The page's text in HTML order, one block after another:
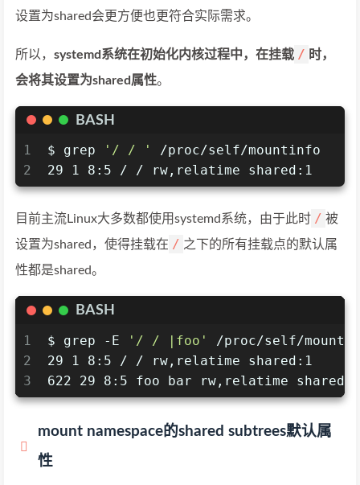
设置为shared会更方便也更符合实际需求。
所以， systemd系统在初始化内核过程中，在挂载 / 时，
会将其设置为shared属性。
BASH
1
2
$ grep '/ / '
/proc/self/mountinfo
29 1 8:5 / / rw,relatime shared:1
目前主流Linux大多数都使用systemd系统，由于此时 / 被
设置为shared，使得挂载在 / 之下的所有挂载点的默认属
性都是shared。
BASH
1
2
3
$ grep -E '/ / |foo'
/proc/self/
29 1 8:5 / / rw,relatime shared:1
622 29 8:5 foo bar rw,relatime shared:1
mount namespace的shared subtrees默认属
性